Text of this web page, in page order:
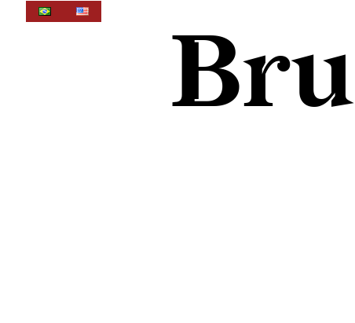
Skip to content